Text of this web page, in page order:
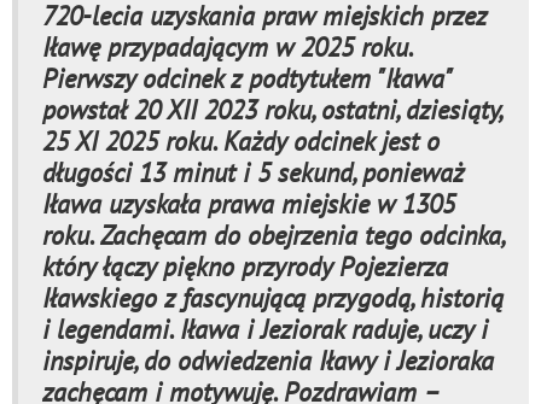
720-lecia uzyskania praw miejskich przez
Iławę przypadającym w 2025 roku.
Pierwszy odcinek z podtytułem "Iława"
powstał 20 XII 2023 roku, ostatni, dziesiąty,
25 XI 2025 roku. Każdy odcinek jest o
długości 13 minut i 5 sekund, ponieważ
Iława uzyskała prawa miejskie w 1305
roku. Zachęcam do obejrzenia tego odcinka,
który łączy piękno przyrody Pojezierza
Iławskiego z fascynującą przygodą, historią
i legendami. Iława i Jeziorak raduje, uczy i
inspiruje, do odwiedzenia Iławy i Jezioraka
zachęcam i motywuję. Pozdrawiam –